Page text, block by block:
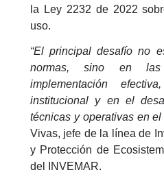
la Ley 2232 de 2022
uso.
“El principal desafío no
normas, sino en
implementación
institucional y en el
técnicas y operativas en el
Vivas, jefe de la línea de
y Protección de
del INVEMAR.